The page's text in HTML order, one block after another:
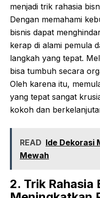
menjadi trik rahasia
Dengan memahami
bisnis dapat
kerap di alami pemula
langkah yang tepat.
bisa tumbuh secara
Oleh karena itu,
yang tepat sangat
kokoh dan
READ Ide Dekorasi
Mewah
2. Trik Rahasia